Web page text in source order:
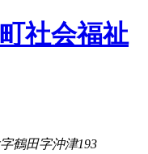
社会福祉
鶴田字沖津193